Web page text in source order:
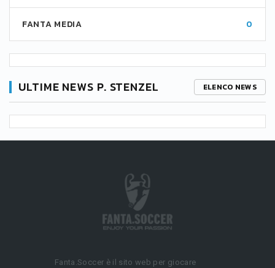
FANTA MEDIA 0
ULTIME NEWS P. STENZEL ELENCO NEWS
Fanta.Soccer è il sito web per giocare